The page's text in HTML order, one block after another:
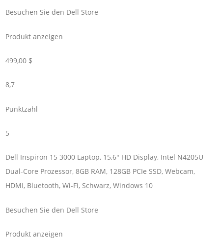
Besuchen Sie den Dell Store
Produkt anzeigen
499,00 $
8,7
Punktzahl
5
Dell Inspiron 15 3000 Laptop, 15,6″ HD Display, Intel N4205U
Dual-Core Prozessor, 8GB RAM, 128GB PCIe SSD, Webcam,
HDMI, Bluetooth, Wi-Fi, Schwarz, Windows 10
Besuchen Sie den Dell Store
Produkt anzeigen